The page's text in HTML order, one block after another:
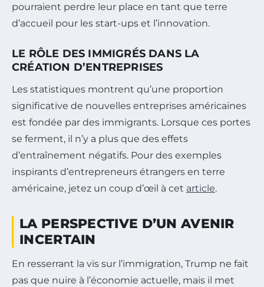
pourraient perdre leur place en tant que terre
d’accueil pour les start-ups et l’innovation.
LE RÔLE DES IMMIGRÉS DANS LA
CRÉATION D’ENTREPRISES
Les statistiques montrent qu’une proportion
significative de nouvelles entreprises américaines
est fondée par des immigrants. Lorsque ces portes
se ferment, il n’y a plus que des effets
d’entraînement négatifs. Pour des exemples
inspirants d’entrepreneurs étrangers en terre
américaine, jetez un coup d’œil à cet article.
LA PERSPECTIVE D’UN AVENIR
INCERTAIN
En resserrant la vis sur l’immigration, Trump ne fait
pas que nuire à l’économie actuelle, mais il met